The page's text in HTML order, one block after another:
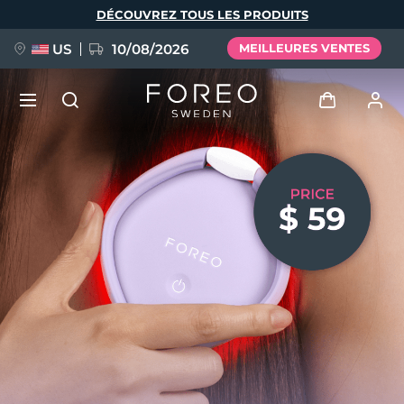
DÉCOUVREZ TOUS LES PRODUITS
US 10/08/2026 MEILLEURES VENTES
Se connecter
Profil de l'utilisateur
Mes appareils
Mes commandes
Mes adresses
Mes abonnements
NOUVEAU
FAQ™ Pure Beauty-Tech Elixir
BREAKING NEWS
issa™ Teeth Whitening Set
Langue
English Deutsch
Español
Français
Italiano
Português
Polski
Svenska
Русский
简体中文 繁體中文